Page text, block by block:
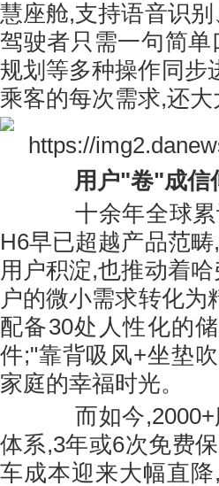
慧座舱,支持语音识
驾驶者只需一句简单
规划等多种操作同步
乘客的每次需求,还
用户"卷"成信
十余年全球累
H6早已超越产品范
用户积淀,也推动着
户的微小需求转化
配备30处人性化的
件;"靠背吸风+坐垫
家庭的幸福时光。
而如今,2000+
体系,3年或6次免费
车成本迎来大幅直